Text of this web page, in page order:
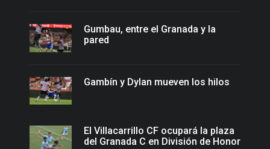
Gumbau, entre el Granada y la
pared
Gambín y Dylan mueven los hilos
El Villacarrillo CF ocupará la plaza
del Granada C en División de Honor